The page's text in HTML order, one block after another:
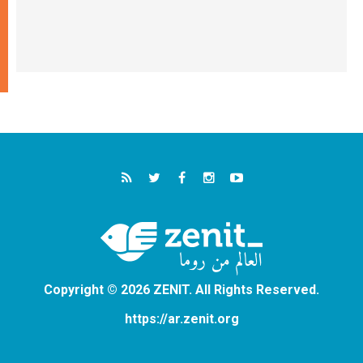
Copyright © 2026 ZENIT. All Rights Reserved.
https://ar.zenit.org